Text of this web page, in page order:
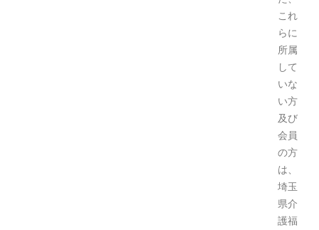
これ
らに
所属
して
いな
い方
及び
会員
の方
は、
埼玉
県介
護福